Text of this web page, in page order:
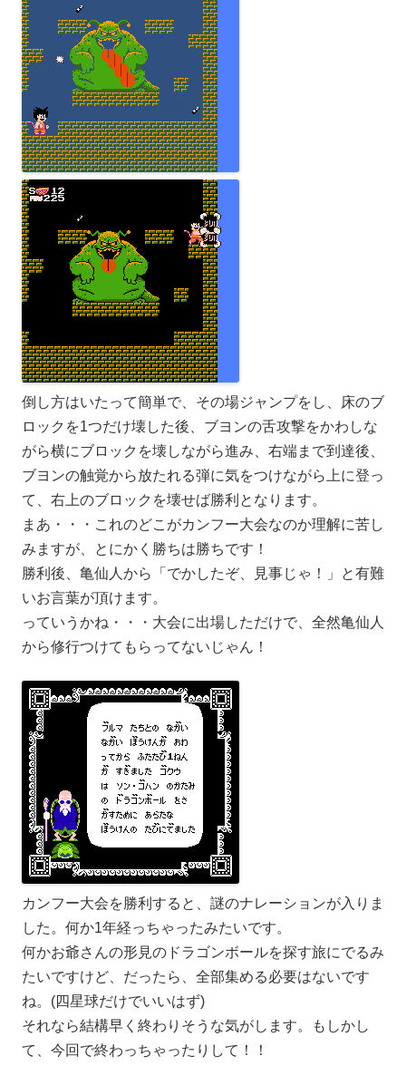
倒し方はいたって簡単で、その場ジャンプをし、床のブ
ロックを1つだけ壊した後、ブヨンの舌攻撃をかわしな
がら横にブロックを壊しながら進み、右端まで到達後、
ブヨンの触覚から放たれる弾に気をつけながら上に登っ
て、右上のブロックを壊せば勝利となります。
まあ・・・これのどこがカンフー大会なのか理解に苦し
みますが、とにかく勝ちは勝ちです！
勝利後、亀仙人から「でかしたぞ、見事じゃ！」と有難
いお言葉が頂けます。
っていうかね・・・大会に出場しただけで、全然亀仙人
から修行つけてもらってないじゃん！
カンフー大会を勝利すると、謎のナレーションが入りま
した。何か1年経っちゃったみたいです。
何かお爺さんの形見のドラゴンボールを探す旅にでるみ
たいですけど、だったら、全部集める必要はないです
ね。(四星球だけでいいはず)
それなら結構早く終わりそうな気がします。もしかし
て、今回で終わっちゃったりして！！